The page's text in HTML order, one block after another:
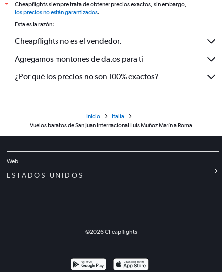
*
Cheapflights siempre trata de obtener precios exactos, sin embargo,
los precios no están garantizados.
Esta es la razón:
Cheapflights no es el vendedor.
Agregamos montones de datos para ti
¿Por qué los precios no son 100% exactos?
Inicio
Italia
Vuelos baratos de San Juan Internacional Luis Muñoz Marín a Roma
Web
ESTADOS UNIDOS
©2026Cheapflights